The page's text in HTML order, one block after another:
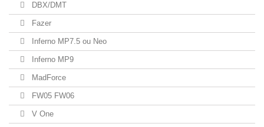
DBX/DMT
Fazer
Inferno MP7.5 ou Neo
Inferno MP9
MadForce
FW05 FW06
V One